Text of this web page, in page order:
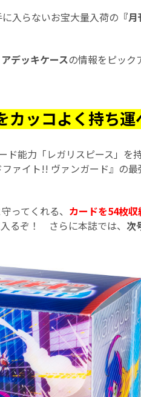
入らないお宝大量入荷の 『
デッキケースの情報をピック
ッコよく持ち運
能力「レガリスピース」を
ァイト!! ヴァンガード』の
ってくれる、 カードを54枚
るぞ！ さらに本誌では、 次